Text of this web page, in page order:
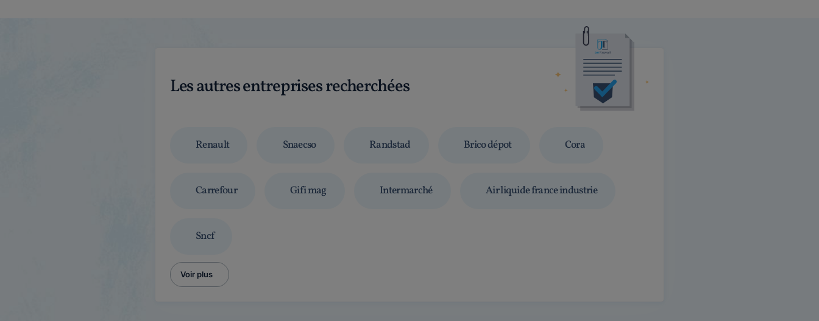
Les autres entreprises recherchées
Renault Snaecso Randstad Brico dépot Cora
Carrefour Gifi mag Intermarché Air liquide france industrie
Sncf
Voir plus